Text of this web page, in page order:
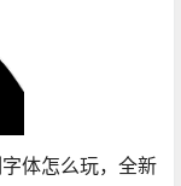
体怎么玩，全新